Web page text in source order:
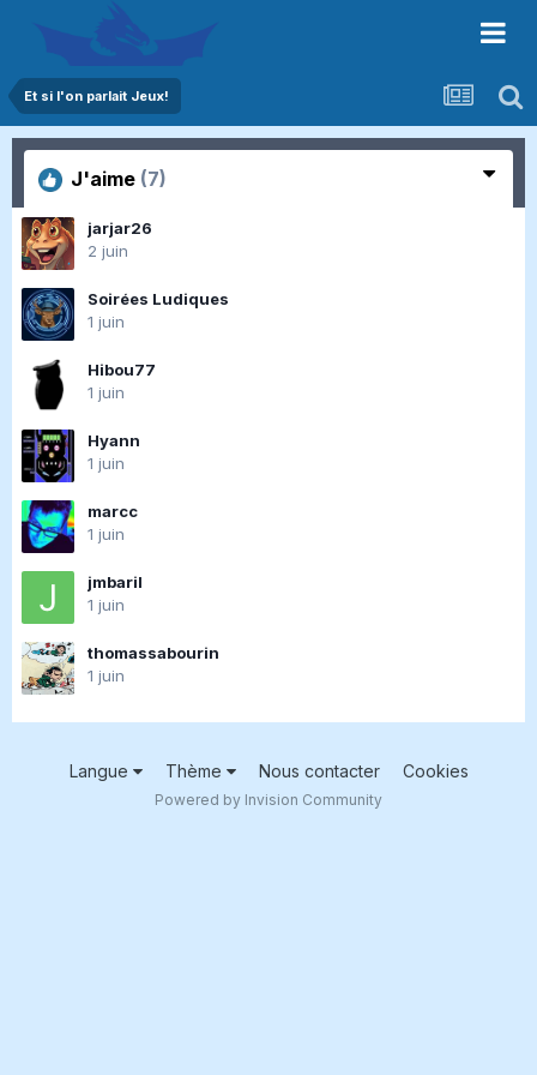
Et si l'on parlait Jeux!
J'aime (7)
jarjar26
2 juin
Soirées Ludiques
1 juin
Hibou77
1 juin
Hyann
1 juin
marcc
1 juin
jmbaril
1 juin
thomassabourin
1 juin
Langue Thème Nous contacter Cookies
Powered by Invision Community